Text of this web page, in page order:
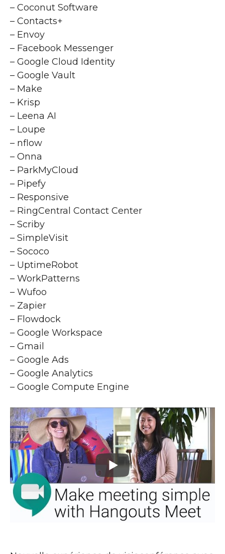
– Coconut Software
– Contacts+
– Envoy
– Facebook Messenger
– Google Cloud Identity
– Google Vault
– Make
– Krisp
– Leena AI
– Loupe
– nflow
– Onna
– ParkMyCloud
– Pipefy
– Responsive
– RingCentral Contact Center
– Scriby
– SimpleVisit
– Sococo
– UptimeRobot
– WorkPatterns
– Wufoo
– Zapier
– Flowdock
– Google Workspace
– Gmail
– Google Ads
– Google Analytics
– Google Compute Engine